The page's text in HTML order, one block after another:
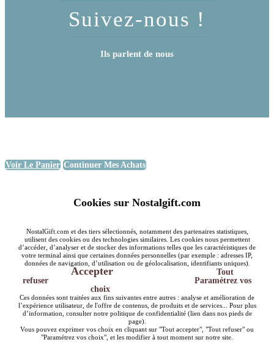
Suivez-nous !
Ils parlent de nous
Voir Le Panier Continuer Mes Achats
Cookies sur Nostalgift.com
NostalGift.com et des tiers sélectionnés, notamment des partenaires statistiques,
utilisent des cookies ou des technologies similaires. Les cookies nous permettent
d’accéder, d’analyser et de stocker des informations telles que les caractéristiques de
votre terminal ainsi que certaines données personnelles (par exemple : adresses IP,
données de navigation, d’utilisation ou de géolocalisation, identifiants uniques).
Accepter
Tout
refuser
Paramétrez vos
choix
Ces données sont traitées aux fins suivantes entre autres : analyse et amélioration de
l’expérience utilisateur, de l'offre de contenus, de produits et de services... Pour plus
d’information, consulter notre politique de confidentialité (lien dans nos pieds de
page).
Vous pouvez exprimer vos choix en cliquant sur "Tout accepter", "Tout refuser" ou
"Paramétrez vos choix", et les modifier à tout moment sur notre site.